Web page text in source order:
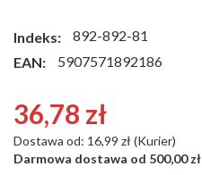
Indeks:
892-892-81
EAN:
5907571892186
36,78 zł
Dostawa od: 16,99 zł (Kurier)
Darmowa dostawa od 500,00 zł